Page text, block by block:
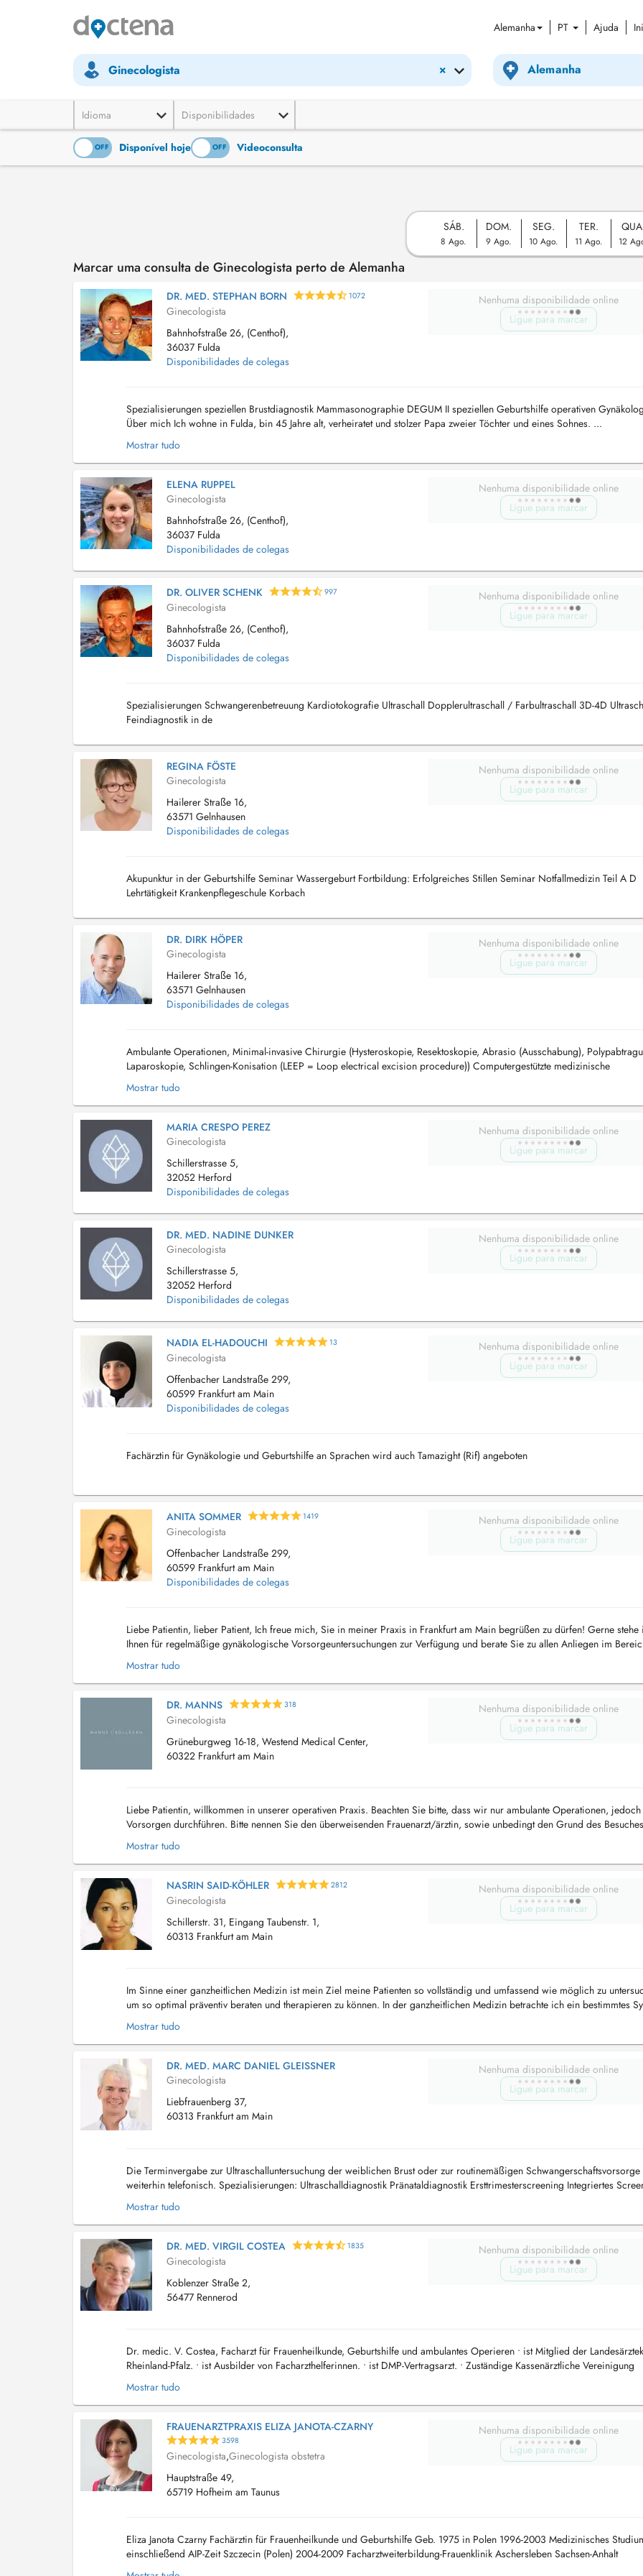
Alemanha PT Ajuda
×
Ginecologista
Idioma Disponibilidades
OFF Disponível hoje
ON OFF Videoconsulta
SÁB.
8 Ago.
DOM.
9 Ago.
SEG.
10 Ago.
TER.
11 Ago. 12
Marcar uma consulta de Ginecologista perto de Alemanha
DR. MED. STEPHAN BORN 1072
Ginecologista
Bahnhofstraße 26, (Centhof),
36037 Fulda
Disponibilidades de colegas
Nenhuma disponibilidade online
Ligue para marcar
Spezialisierungen speziellen Brustdiagnostik Mammasonographie DEGUM II speziellen Geburtshilfe operativen
Über mich Ich wohne in Fulda, bin 45 Jahre alt, verheiratet und stolzer Papa zweier Töchter und eines Sohnes. ...
Mostrar tudo
ELENA RUPPEL
Ginecologista
Bahnhofstraße 26, (Centhof),
36037 Fulda
Disponibilidades de colegas
Nenhuma disponibilidade online
Ligue para marcar
DR. OLIVER SCHENK 997
Ginecologista
Bahnhofstraße 26, (Centhof),
36037 Fulda
Disponibilidades de colegas
Nenhuma disponibilidade online
Ligue para marcar
Spezialisierungen Schwangerenbetreuung Kardiotokografie Ultraschall Dopplerultraschall / Farbultraschall 3D-4D
Feindiagnostik in de
REGINA FÖSTE
Ginecologista
Hailerer Straße 16,
63571 Gelnhausen
Disponibilidades de colegas
Nenhuma disponibilidade online
Ligue para marcar
Akupunktur in der Geburtshilfe Seminar Wassergeburt Fortbildung: Erfolgreiches Stillen Seminar Notfallmedizin Teil A D
Lehrtätigkeit Krankenpflegeschule Korbach
DR. DIRK HÖPER
Ginecologista
Hailerer Straße 16,
63571 Gelnhausen
Disponibilidades de colegas
Nenhuma disponibilidade online
Ligue para marcar
Ambulante Operationen, Minimal-invasive Chirurgie (Hysteroskopie, Resektoskopie, Abrasio (Ausschabung),
Laparoskopie, Schlingen-Konisation (LEEP = Loop electrical excision procedure)) Computergestützte medizinische
Dokumentation DEGUM I Ultraschall E-Learning Ersttrimester-Scree...
Mostrar tudo
MARIA CRESPO PEREZ
Ginecologista
Schillerstrasse 5,
32052 Herford
Disponibilidades de colegas
Nenhuma disponibilidade online
Ligue para marcar
DR. MED. NADINE DUNKER
Ginecologista
Schillerstrasse 5,
32052 Herford
Disponibilidades de colegas
Nenhuma disponibilidade online
Ligue para marcar
NADIA EL-HADOUCHI 13
Ginecologista
Offenbacher Landstraße 299,
60599 Frankfurt am Main
Disponibilidades de colegas
Nenhuma disponibilidade online
Ligue para marcar
Fachärztin für Gynäkologie und Geburtshilfe an Sprachen wird auch Tamazight (Rif) angeboten
ANITA SOMMER 1419
Ginecologista
Offenbacher Landstraße 299,
60599 Frankfurt am Main
Disponibilidades de colegas
Nenhuma disponibilidade online
Ligue para marcar
Liebe Patientin, lieber Patient, Ich freue mich, Sie in meiner Praxis in Frankfurt am Main begrüßen zu dürfen! Gerne stehe
Ihnen für regelmäßige gynäkologische Vorsorgeuntersuchungen zur Verfügung und berate Sie zu allen Anliegen im
Verhütung. Vereinbaren Sie Ihren Termin direkt on...
Mostrar tudo
DR. MANNS 318
Ginecologista
Grüneburgweg 16-18, Westend Medical Center,
60322 Frankfurt am Main
Nenhuma disponibilidade online
Ligue para marcar
Liebe Patientin, willkommen in unserer operativen Praxis. Beachten Sie bitte, dass wir nur ambulante Operationen,
Vorsorgen durchführen. Bitte nennen Sie den überweisenden Frauenarzt/ärztin, sowie unbedingt den Grund des Besuches
(Diagnose/Auftrag). Da wir für unterschiedliche...
Mostrar tudo
NASRIN SAID-KÖHLER 2812
Ginecologista
Schillerstr. 31, Eingang Taubenstr. 1,
60313 Frankfurt am Main
Nenhuma disponibilidade online
Ligue para marcar
Im Sinne einer ganzheitlichen Medizin ist mein Ziel meine Patienten so vollständig und umfassend wie möglich zu
um so optimal präventiv beraten und therapieren zu können. In der ganzheitlichen Medizin betrachte ich ein bestimmtes
nicht für sich alleine, sondern immer im Zusammen...
Mostrar tudo
DR. MED. MARC DANIEL GLEISSNER
Ginecologista
Liebfrauenberg 37,
60313 Frankfurt am Main
Nenhuma disponibilidade online
Ligue para marcar
Die Terminvergabe zur Ultraschalluntersuchung der weiblichen Brust oder zur routinemäßigen
weiterhin telefonisch. Spezialisierungen: Ultraschalldiagnostik Pränataldiagnostik Ersttrimesterscreening Integriertes
Fruchtwasseruntersuchung...
Mostrar tudo
DR. MED. VIRGIL COSTEA 1835
Ginecologista
Koblenzer Straße 2,
56477 Rennerod
Nenhuma disponibilidade online
Ligue para marcar
Dr. medic. V. Costea, Facharzt für Frauenheilkunde, Geburtshilfe und ambulantes Operieren • ist Mitglied der
Rheinland-Pfalz. • ist Ausbilder von Facharzthelferinnen. • ist DMP-Vertragsarzt. • Zuständige Kassenärztliche Vereinigung
Koblenz....
Mostrar tudo
FRAUENARZTPRAXIS ELIZA JANOTA-CZARNY
3598
Ginecologista,Ginecologista obstetra
Hauptstraße 49,
65719 Hofheim am Taunus
Nenhuma disponibilidade online
Ligue para marcar
Eliza Janota Czarny Fachärztin für Frauenheilkunde und Geburtshilfe Geb. 1975 in Polen 1996-2003 Medizinisches
einschließend AIP-Zeit Szczecin (Polen) 2004-2009 Facharztweiterbildung-Frauenklinik Aschersleben Sachsen-Anhalt
(Brustzentrum, Beckenbodenzentrum, Perinat...